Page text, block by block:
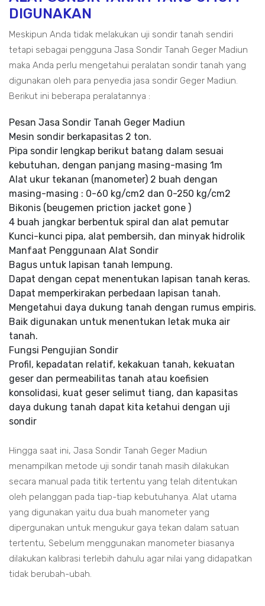
DIGUNAKAN
Meskipun Anda tidak melakukan uji sondir tanah sendiri
tetapi sebagai pengguna Jasa Sondir Tanah Geger Madiun
maka Anda perlu mengetahui peralatan sondir tanah yang
digunakan oleh para penyedia jasa sondir Geger Madiun.
Berikut ini beberapa peralatannya :
Pesan Jasa Sondir Tanah Geger Madiun
Mesin sondir berkapasitas 2 ton.
Pipa sondir lengkap berikut batang dalam sesuai
kebutuhan, dengan panjang masing-masing 1m
Alat ukur tekanan (manometer) 2 buah dengan
masing-masing : 0-60 kg/cm2 dan 0-250 kg/cm2
Bikonis (beugemen priction jacket gone )
4 buah jangkar berbentuk spiral dan alat pemutar
Kunci-kunci pipa, alat pembersih, dan minyak hidrolik
Manfaat Penggunaan Alat Sondir
Bagus untuk lapisan tanah lempung.
Dapat dengan cepat menentukan lapisan tanah keras.
Dapat memperkirakan perbedaan lapisan tanah.
Mengetahui daya dukung tanah dengan rumus empiris.
Baik digunakan untuk menentukan letak muka air
tanah.
Fungsi Pengujian Sondir
Profil, kepadatan relatif, kekakuan tanah, kekuatan
geser dan permeabilitas tanah atau koefisien
konsolidasi, kuat geser selimut tiang, dan kapasitas
daya dukung tanah dapat kita ketahui dengan uji
sondir
Hingga saat ini, Jasa Sondir Tanah Geger Madiun
menampilkan metode uji sondir tanah masih dilakukan
secara manual pada titik tertentu yang telah ditentukan
oleh pelanggan pada tiap-tiap kebutuhanya. Alat utama
yang digunakan yaitu dua buah manometer yang
dipergunakan untuk mengukur gaya tekan dalam satuan
tertentu, Sebelum menggunakan manometer biasanya
dilakukan kalibrasi terlebih dahulu agar nilai yang didapatkan
tidak berubah-ubah.